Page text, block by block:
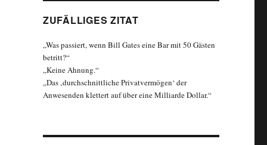
– Bayer Uerdingen 1986“
ZUFÄLLIGES ZITAT
„Was passiert, wenn Bill Gates eine Bar mit 50 Gästen
betritt?“
„Keine Ahnung.“
„Das ‚durchschnittliche Privatvermögen‘ der
Anwesenden klettert auf über eine Milliarde Dollar.“